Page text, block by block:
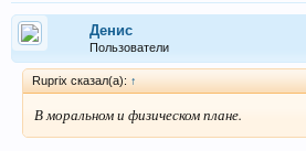
Денис
Пользователи
Ruprix сказал(а): ↑
В моральном и физическом плане.